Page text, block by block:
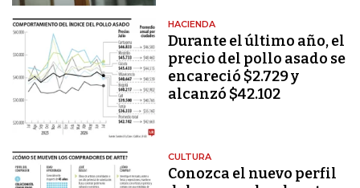
HACIENDA
Durante el último año, el
precio del pollo asado se
encareció $2.729 y
alcanzó $42.102
CULTURA
Conozca el nuevo perfil